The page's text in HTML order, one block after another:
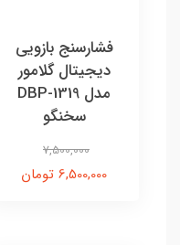
فشارسنج بازویی
دیجیتال گلامور
مدل DBP-1319
سخنگو
7,500,000
6,500,000 تومان